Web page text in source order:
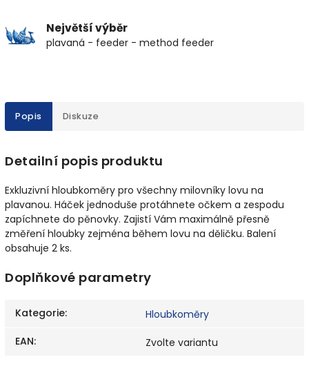
Největší výběr
plavaná - feeder - method feeder
Popis Diskuze
Detailní popis produktu
Exkluzivní hloubkoměry pro všechny milovníky lovu na
plavanou. Háček jednoduše protáhnete očkem a zespodu
zapíchnete do pěnovky. Zajistí Vám maximálně přesně
změření hloubky zejména během lovu na děličku. Balení
obsahuje 2 ks.
Doplňkové parametry
Kategorie:
Hloubkoměry
EAN: Zvolte variantu